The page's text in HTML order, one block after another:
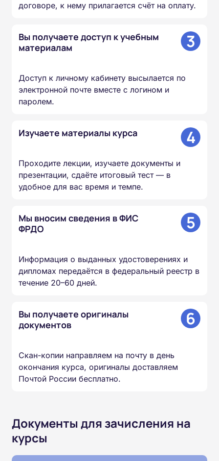
договоре, к нему прилагается счёт на оплату.
Вы получаете доступ к учебным
материалам
3
Доступ к личному кабинету высылается по
электронной почте вместе с логином и
паролем.
Изучаете материалы курса 4
Проходите лекции, изучаете документы и
презентации, сдаёте итоговый тест — в
удобное для вас время и темпе.
Мы вносим сведения в ФИС
ФРДО
5
Информация о выданных удостоверениях и
дипломах передаётся в федеральный реестр в
течение 20–60 дней.
Вы получаете оригиналы
документов
6
Скан-копии направляем на почту в день
окончания курса, оригиналы доставляем
Почтой России бесплатно.
Документы для зачисления на
курсы